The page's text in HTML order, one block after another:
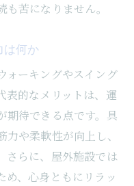
苦になりません。
は何か
ォーキングやスイング
表的なメリットは、運
期待できる点です。具
や柔軟性が向上し、
さらに、屋外施設では
め、心身ともにリラッ